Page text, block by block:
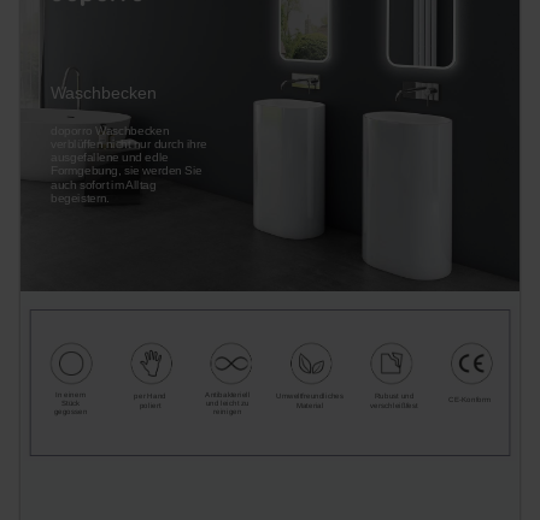
Waschbecken
doporro Waschbecken
verblüffen nicht nur durch ihre
ausgefallene und edle
Formgebung, sie werden Sie
auch sofort im Alltag
begeistern.
In einem
Stück
gegossen
per Hand
poliert
Antibakteriell
und leicht zu
reinigen
Umweltfreundliches
Material
Rubust und
verschleißfest
CE-Konform